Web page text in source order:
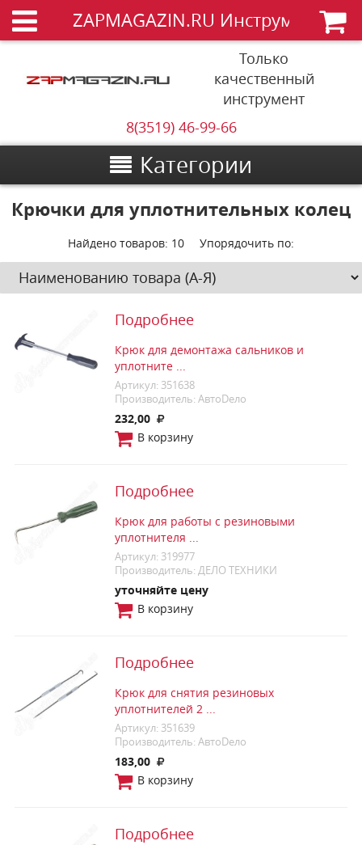
ZAPMAGAZIN.RU Инструменты
Только
качественный
инструмент
8(3519) 46-99-66
Категории
Крючки для уплотнительных колец
Найдено товаров: 10 Упорядочить по:
Подробнее
Крюк для демонтажа сальников и
уплотните ...
Артикул: 351638
Производитель: АвтоDело
232,00
В корзину
Подробнее
Крюк для работы с резиновыми
уплотнителя ...
Артикул: 319977
Производитель: ДЕЛО ТЕХНИКИ
уточняйте цену
В корзину
Подробнее
Крюк для снятия резиновых
уплотнителей 2 ...
Артикул: 351639
Производитель: АвтоDело
183,00
В корзину
Подробнее